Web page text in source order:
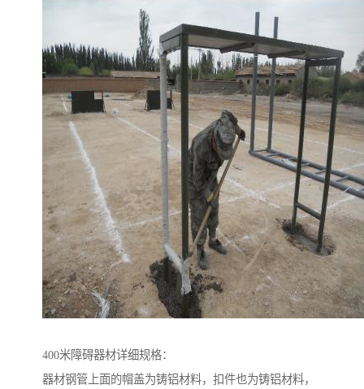
400米障碍器材详细规格：
器材钢管上面的帽盖为铸铝材料，扣件也为铸铝材料，